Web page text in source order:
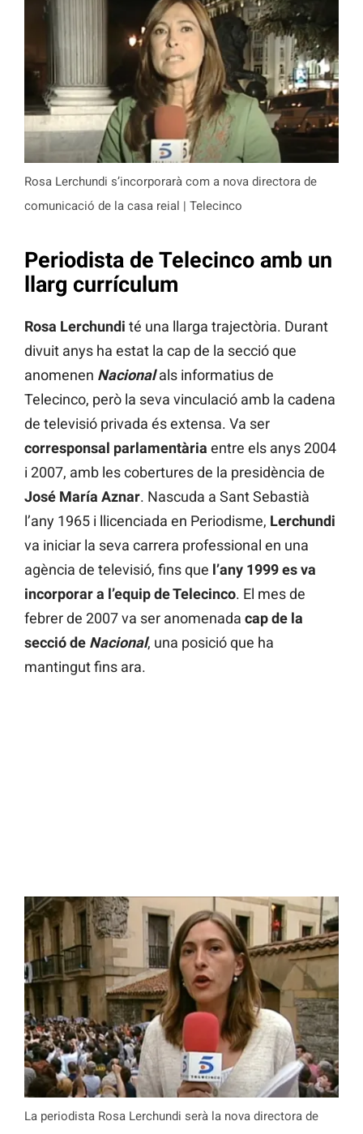
Rosa Lerchundi s’incorporarà com a nova directora de
comunicació de la casa reial | Telecinco
Periodista de Telecinco amb un
llarg currículum
Rosa Lerchundi té una llarga trajectòria. Durant
divuit anys ha estat la cap de la secció que
anomenen Nacionalals informatius de
Telecinco, però la seva vinculació amb la cadena
de televisió privada és extensa. Va ser
corresponsal parlamentària entre els anys 2004
i 2007, amb les cobertures de la presidència de
José María Aznar. Nascuda a Sant Sebastià
l’any 1965 i llicenciada en Periodisme, Lerchundi
va iniciar la seva carrera professional en una
agència de televisió, fins que l’any 1999 es va
incorporar a l’equip de Telecinco. El mes de
febrer de 2007 va ser anomenada cap de la
secció de Nacional, una posició que ha
mantingut fins ara.
La periodista Rosa Lerchundi serà la nova directora de